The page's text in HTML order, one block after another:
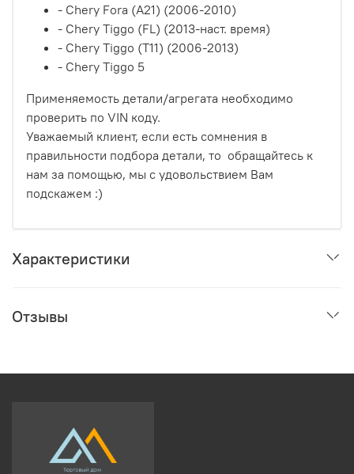
- Chery Fora (A21) (2006-2010)
- Chery Tiggo (FL) (2013-наст. время)
- Chery Tiggo (T11) (2006-2013)
- Chery Tiggo 5
Применяемость детали/агрегата необходимо
проверить по VIN коду.
Уважаемый клиент, если есть сомнения в
правильности подбора детали, то обращайтесь к
нам за помощью, мы с удовольствием Вам
подскажем :)
Характеристики
Отзывы